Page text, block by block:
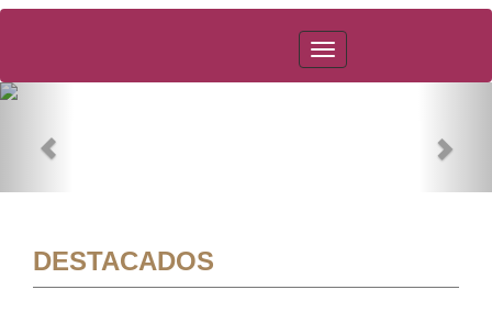
PAOT
DESTACADOS